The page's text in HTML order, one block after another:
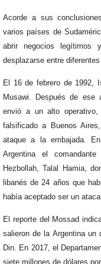
Acorde a sus
varios países de
abrir negocios legítimos
desplazarse entre diferentes
El 16 de febrero de 1992,
Musawi. Después de ese
envió a un alto operativo,
falsificado a Buenos
ataque a la embajada.
Argentina el
Hezbollah, Talal Hamia,
libanés de 24 años que
había aceptado ser un
El reporte del Mossad
salieron de la Argentina
Din. En 2017, el
siete millones de dólares